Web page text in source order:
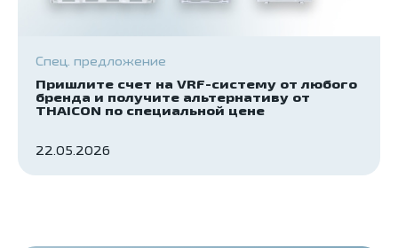
Спец. предложение
Пришлите счет на VRF-систему от любого
бренда и получите альтернативу от
THAICON по специальной цене
22.05.2026